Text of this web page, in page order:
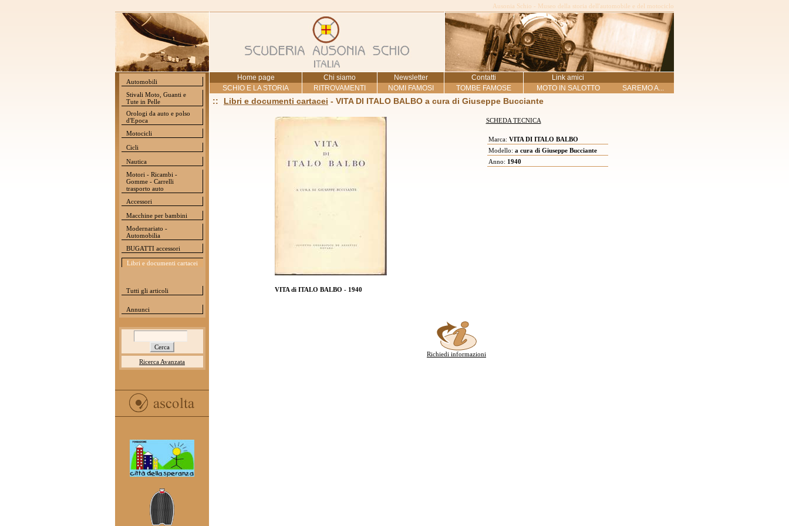
Ausonia Schio - Museo della storia dell'automobile e del motociclo
Automobili
Stivali Moto, Guanti e
Tute in Pelle
Orologi da auto e polso
d'Epoca
Motocicli
Cicli
Nautica
Motori - Ricambi -
Gomme - Carrelli
trasporto auto
Accessori
Macchine per bambini
Modernariato -
Automobilia
BUGATTI accessori
Libri e documenti cartacei
Tutti gli articoli
Annunci
Ricerca Avanzata
Home page Chi siamo Newsletter Contatti
Link amici
SCHIO E LA STORIA
RITROVAMENTI NOMI FAMOSI TOMBE FAMOSE MOTO IN SALOTTO SAREMO A...
:: Libri e documenti cartacei - VITA DI ITALO BALBO a cura di Giuseppe Bucciante
SCHEDA TECNICA
Marca: VITA DI ITALO BALBO
Modello: a cura di Giuseppe Bucciante
Anno: 1940
VITA di ITALO BALBO - 1940
Richiedi informazioni